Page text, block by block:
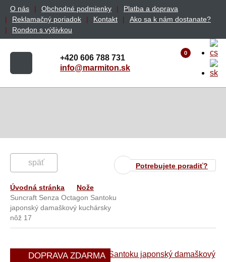
O nás Obchodné podmienky
Platba a doprava
Reklamačný poriadok
Kontakt
Ako sa k nám dostanate?
Rondon s výšivkou
+420 606 788 731
info@marmiton.sk
0
Potrebujete poradiť?
späť
Úvodná stránka
Nože
Suncraft Senza Octagon Santoku
japonský damaškový kuchársky
nôž 17
DOPRAVA ZDARMA